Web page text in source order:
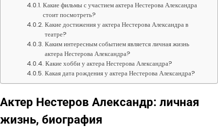
Какие фильмы с участием актера Нестерова Александра
стоит посмотреть?
Какие достижения у актера Нестерова Александра в
театре?
Каким интересным событием является личная жизнь
актера Нестерова Александра?
Какие хобби у актера Нестерова Александра?
Какая дата рождения у актера Нестерова Александра?
Актер Нестеров Александр: личная
жизнь, биография